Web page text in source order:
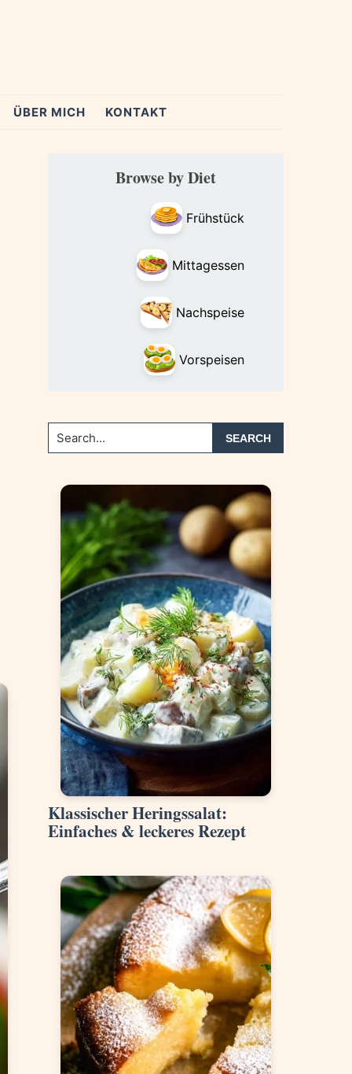
ÜBER MICH KONTAKT
Primary
SidebarBrowse by Diet
Frühstück
Mittagessen
Nachspeise
Vorspeisen
Search...
Klassischer Heringssalat:
Einfaches & leckeres Rezept